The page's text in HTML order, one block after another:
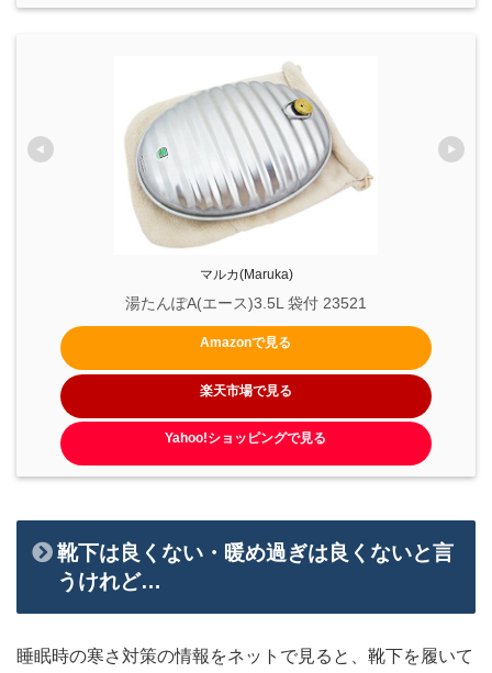
マルカ(Maruka)
湯たんぽA(エース)3.5L 袋付 23521
Amazonで見る
楽天市場で見る
Yahoo!ショッピングで見る
靴下は良くない・暖め過ぎは良くないと言
うけれど…
睡眠時の寒さ対策の情報をネットで見ると、靴下を履いて